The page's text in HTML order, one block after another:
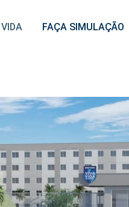
FAÇA SIMULAÇÃO